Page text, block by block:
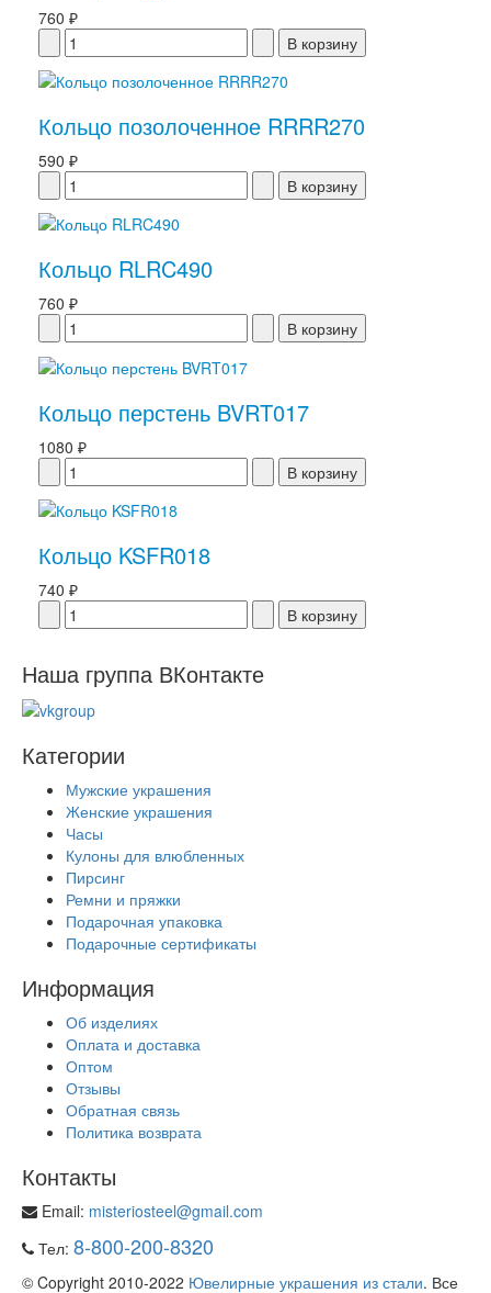
760 ₽
Кольцо позолоченное RRRR270
590 ₽
Кольцо RLRC490
760 ₽
Кольцо перстень BVRT017
1080 ₽
Кольцо KSFR018
740 ₽
Наша группа ВКонтакте
Категории
Мужские украшения
Женские украшения
Часы
Кулоны для влюбленных
Пирсинг
Ремни и пряжки
Подарочная упаковка
Подарочные сертификаты
Информация
Об изделиях
Оплата и доставка
Оптом
Отзывы
Обратная связь
Политика возврата
Контакты
Email: misteriosteel@gmail.com
Тел: 8-800-200-8320
© Copyright 2010-2022 Ювелирные украшения из стали. Все